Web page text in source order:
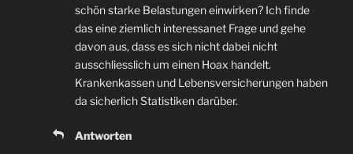
schön starke Belastungen einwirken? Ich finde
das eine ziemlich interessanet Frage und gehe
davon aus, dass es sich nicht dabei nicht
ausschliesslich um einen Hoax handelt.
Krankenkassen und Lebensversicherungen haben
da sicherlich Statistiken darüber.
Antworten